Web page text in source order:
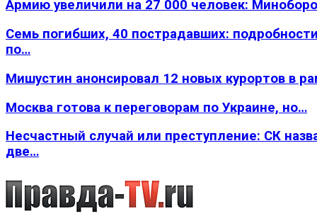
Армию увеличили на 27 000 человек:
Семь погибших, 40 пострадавших:
по…
Мишустин анонсировал 12 новых курортов в
Москва готова к переговорам по Украине, но…
Несчастный случай или преступление: СК
две…